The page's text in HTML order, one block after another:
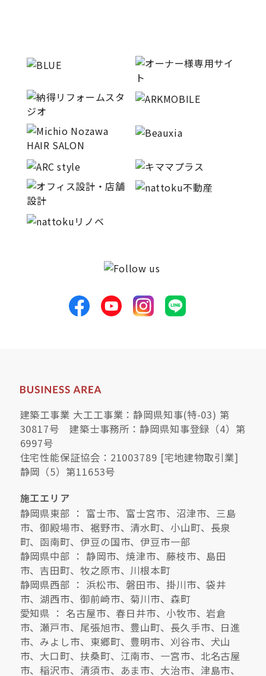
建築工事業 大工工事業：静岡県知事(特-03) 第
30817号 建築士事務所：静岡県知事登録（4）第
6997号
住宅性能保証協会：21003789 [宅地建物取引業]
静岡（5）第11653号
施工エリア
静岡県東部 ： 富士市、富士宮市、沼津市、三島
市、御殿場市、裾野市、清水町、小山町、長泉
町、函南町、伊豆の国市、伊豆市一部
静岡県中部 ： 静岡市、焼津市、藤枝市、島田
市、吉田町、牧之原市、川根本町
静岡県西部 ： 浜松市、磐田市、掛川市、袋井
市、湖西市、御前崎市、菊川市、森町
愛知県 ： 名古屋市、春日井市、小牧市、岩倉
市、瀬戸市、尾張旭市、豊山町、長久手市、日進
市、みよし市、東郷町、豊明市、刈谷市、犬山
市、大口町、扶桑町、江南市、一宮市、北名古屋
市、稲沢市、清須市、あま市、大治市、津島市、